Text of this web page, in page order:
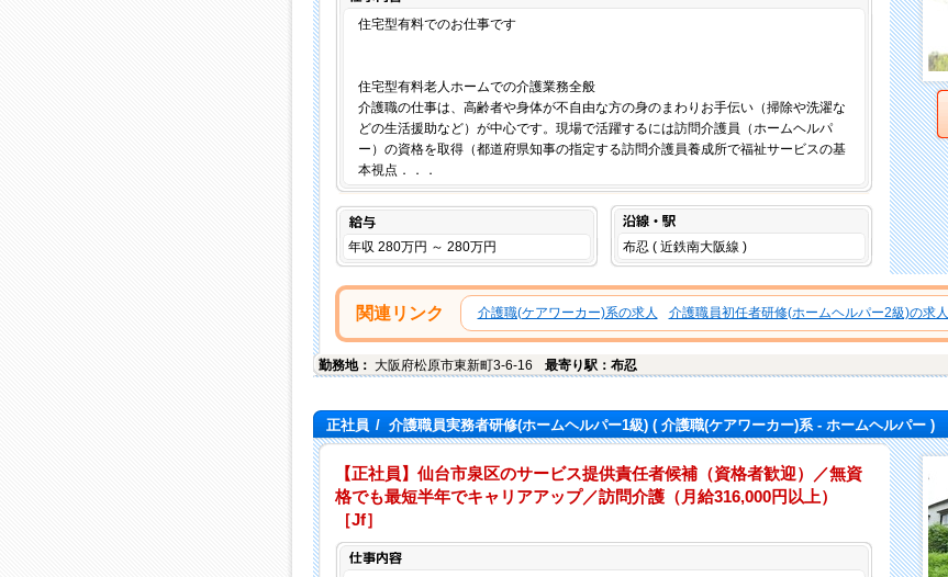
住宅型有料でのお仕事です
住宅型有料老人ホームでの介護業務全般
介護職の仕事は、高齢者や身体が不自由な方の身のまわりお手伝い（掃除や洗濯な
どの生活援助など）が中心です。現場で活躍するには訪問介護員（ホームヘルパ
ー）の資格を取得（都道府県知事の指定する訪問介護員養成所で福祉サービスの基
本視点．．．
給与
年収 280万円 ～ 280万円 布忍 ( 近鉄南大阪線 )
関連リンク 介護職(ケアワーカー)系の求人 介護職員初任者研修(ホームヘルパー2級)の求人
勤務地： 大阪府松原市東新町3-6-16 最寄り駅：布忍
正社員 / 介護職員実務者研修(ホームヘルパー1級)( 介護職(ケアワーカー)系 - ホームヘルパー )
【正社員】仙台市泉区のサービス提供責任者候補（資格者歓迎）／無資
格でも最短半年でキャリアアップ／訪問介護（月給316,000円以上）
［Jf］